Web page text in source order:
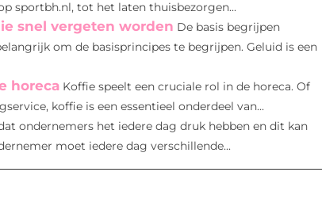
sportbh.nl, tot het laten thuisbezorgen...
snel vergeten worden De basis begrijpen
om de basisprincipes te begrijpen. Geluid is een
horeca Koffie speelt een cruciale rol in de horeca. Of
koffie is een essentieel onderdeel van...
ondernemers het iedere dag druk hebben en dit kan
moet iedere dag verschillende...